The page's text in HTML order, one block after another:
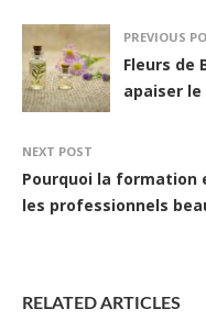
PREVIOUS
Fleurs de
apaiser le
NEXT POST
Pourquoi la
les professionnels
RELATED ARTICLES